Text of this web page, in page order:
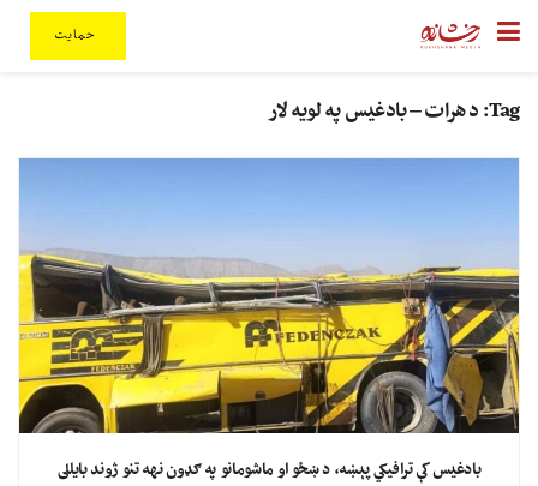
حمایت
Tag: د هرات – بادغیس په لویه لار
بادغیس کې ترافیکي پېښه، د ښځو او ماشومانو په ګډون نهه تنو ژوند بایللی